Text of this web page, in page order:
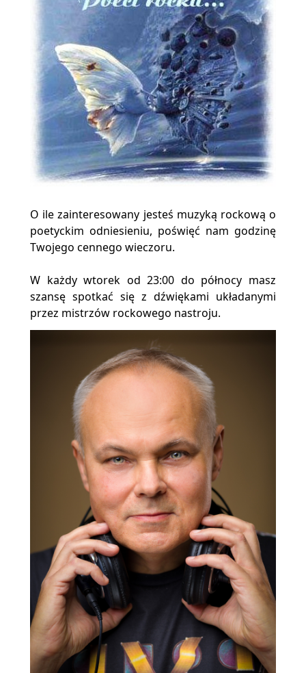
O ile zainteresowany jesteś muzyką rockową o
poetyckim odniesieniu, poświęć nam godzinę
Twojego cennego wieczoru.
W każdy wtorek od 23:00 do północy masz
szansę spotkać się z dźwiękami układanymi
przez mistrzów rockowego nastroju.